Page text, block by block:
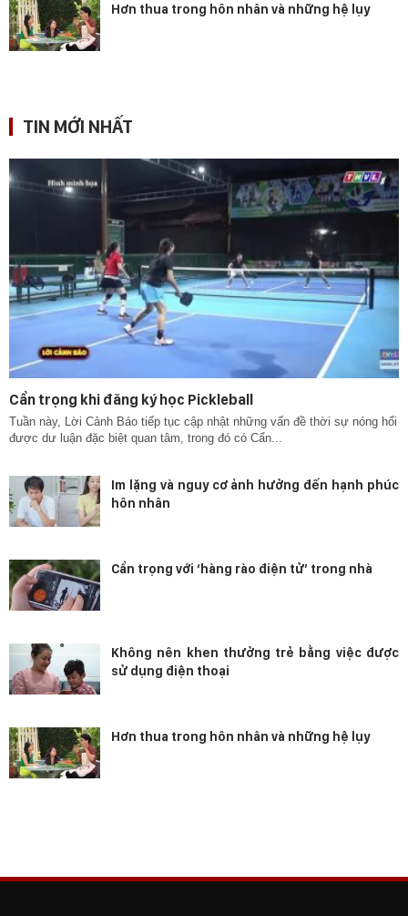
Hơn thua trong hôn nhân và những hệ lụy
TIN MỚI NHẤT
Cẩn trọng khi đăng ký học Pickleball
Tuần này, Lời Cảnh Báo tiếp tục cập nhật những vấn đề thời sự nóng hổi
được dư luận đặc biệt quan tâm, trong đó có Cẩn...
Im lặng và nguy cơ ảnh hưởng đến hạnh phúc
hôn nhân
Cẩn trọng với ‘hàng rào điện tử’ trong nhà
Không nên khen thưởng trẻ bằng việc được
sử dụng điện thoại
Hơn thua trong hôn nhân và những hệ lụy